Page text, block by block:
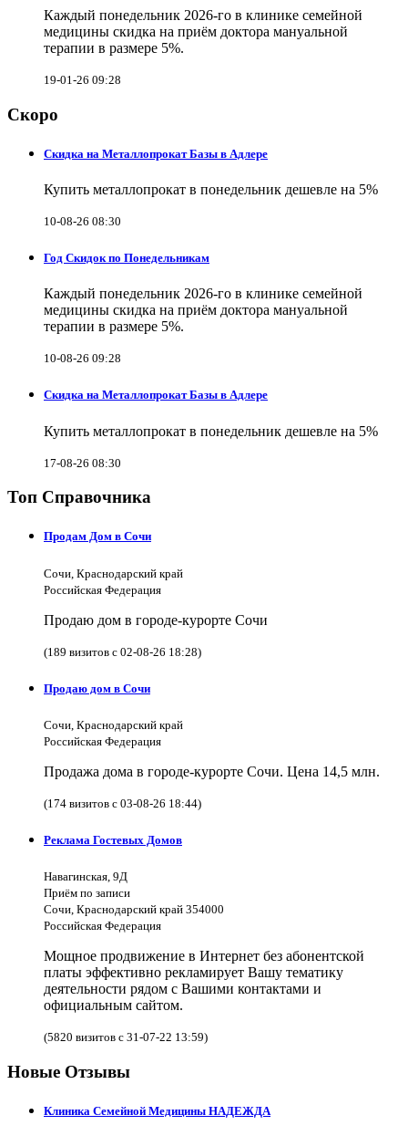
Каждый понедельник 2026-го в клинике семейной
медицины скидка на приём доктора мануальной
терапии в размере 5%.
19-01-26 09:28
Скоро
Скидка на Металлопрокат Базы в Адлере
Купить металлопрокат в понедельник дешевле на 5%
10-08-26 08:30
Год Скидок по Понедельникам
Каждый понедельник 2026-го в клинике семейной
медицины скидка на приём доктора мануальной
терапии в размере 5%.
10-08-26 09:28
Скидка на Металлопрокат Базы в Адлере
Купить металлопрокат в понедельник дешевле на 5%
17-08-26 08:30
Топ Справочника
Продам Дом в Сочи
Сочи, Краснодарский край
Российская Федерация
Продаю дом в городе-курорте Сочи
(189 визитов с 02-08-26 18:28)
Продаю дом в Сочи
Сочи, Краснодарский край
Российская Федерация
Продажа дома в городе-курорте Сочи. Цена 14,5 млн.
(174 визитов с 03-08-26 18:44)
Реклама Гостевых Домов
Навагинская, 9Д
Приём по записи
Сочи, Краснодарский край 354000
Российская Федерация
Мощное продвижение в Интернет без абонентской
платы эффективно рекламирует Вашу тематику
деятельности рядом с Вашими контактами и
официальным сайтом.
(5820 визитов с 31-07-22 13:59)
Новые Отзывы
Клиника Семейной Медицины НАДЕЖДА